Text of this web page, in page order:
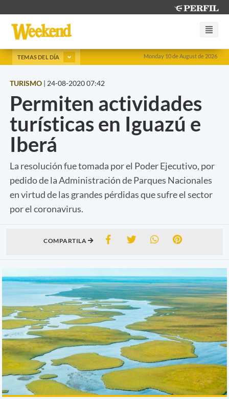
Monday 10 de August de 2026
TEMAS DEL DÍA
TURISMO | 24-08-2020 07:42
Permiten actividades
turísticas en Iguazú e
Iberá
La resolución fue tomada por el Poder Ejecutivo, por
pedido de la Administración de Parques Nacionales
en virtud de las grandes pérdidas que sufre el sector
por el coronavirus.
COMPARTILA